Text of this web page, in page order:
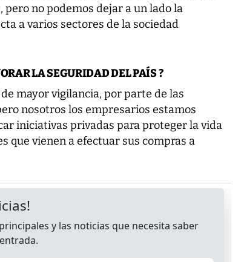
no podemos dejar a un lado la
a varios sectores de la sociedad
LA SEGURIDAD DEL PAÍS ?
mayor vigilancia, por parte de las
nosotros los empresarios estamos
iniciativas privadas para proteger la vida
que vienen a efectuar sus compras a